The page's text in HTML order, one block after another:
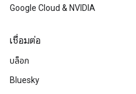
Google Cloud & NVIDIA
เชื่อมต่อ
บล็อก
Bluesky